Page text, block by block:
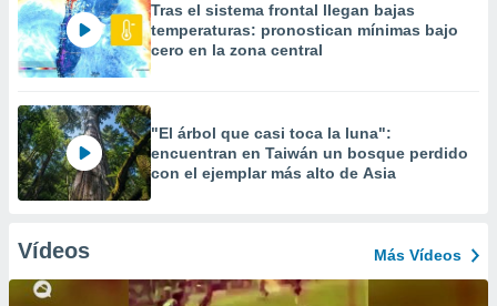
Tras el sistema frontal llegan bajas
temperaturas: pronostican mínimas bajo
cero en la zona central
"El árbol que casi toca la luna":
encuentran en Taiwán un bosque perdido
con el ejemplar más alto de Asia
Vídeos Más Vídeos